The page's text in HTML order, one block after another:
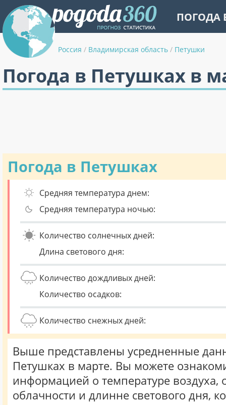
ПОГОДА
Россия / Владимирская область / Петушки
Погода в Петушках в
Погода в Петушках
Средняя температура днем:
Средняя температура ночью:
Количество солнечных дней:
Длина светового дня:
Количество дождливых дней:
Количество осадков:
Количество снежных дней:
Выше представлены усредненные
Петушках в марте. Вы можете
информацией о температуре воздуха,
облачности и длинне светового дня,